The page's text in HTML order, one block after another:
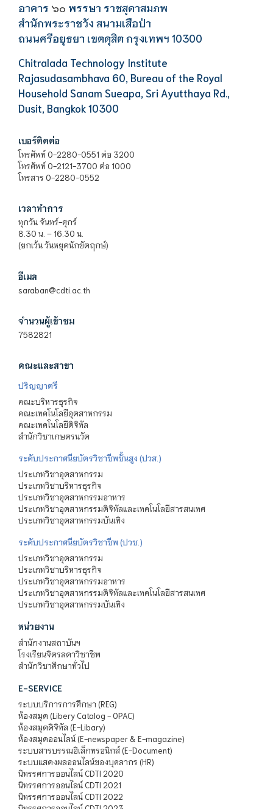
อาคาร ๖๐ พรรษา ราชสุดาสมภพ
สำนักพระราชวัง สนามเสือป่า
ถนนศรีอยุธยา เขตดุสิต กรุงเทพฯ 10300
Chitralada Technology Institute
Rajasudasambhava 60, Bureau of the Royal
Household Sanam Sueapa, Sri Ayutthaya Rd.,
Dusit, Bangkok 10300
เบอร์ติดต่อ
โทรศัพท์ 0-2280-0551 ต่อ 3200
โทรศัพท์ 0-2121-3700 ต่อ 1000
โทรสาร 0-2280-0552
เวลาทำการ
ทุกวัน จันทร์-ศุกร์
8.30 น. – 16.30 น.
(ยกเว้น วันหยุดนักขัตฤกษ์)
อีเมล
saraban@cdti.ac.th
จำนวนผู้เข้าชม
7582821
คณะและสาขา
ปริญญาตรี
คณะบริหารธุรกิจ
คณะเทคโนโลยีอุตสาหกรรม
คณะเทคโนโลยีดิจิทัล
สำนักวิชาเกษตรนวัต
ระดับประกาศนียบัตรวิชาชีพชั้นสูง (ปวส.)
ประเภทวิชาอุตสาหกรรม
ประเภทวิชาบริหารธุรกิจ
ประเภทวิชาอุตสาหกรรมอาหาร
ประเภทวิชาอุตสาหกรรมดิจิทัลและเทคโนโลยีสารสนเทศ
ประเภทวิชาอุตสาหกรรมบันเทิง
ระดับประกาศนียบัตรวิชาชีพ (ปวช.)
ประเภทวิชาอุตสาหกรรม
ประเภทวิชาบริหารธุรกิจ
ประเภทวิชาอุตสาหกรรมอาหาร
ประเภทวิชาอุตสาหกรรมดิจิทัลและเทคโนโลยีสารสนเทศ
ประเภทวิชาอุตสาหกรรมบันเทิง
หน่วยงาน
สำนักงานสถาบันฯ
โรงเรียนจิตรลดาวิชาชีพ
สำนักวิชาศึกษาทั่วไป
E-SERVICE
ระบบบริการการศึกษา (REG)
ห้องสมุด (Libery Catalog - OPAC)
ห้องสมุดดิจิทัล (E-Libary)
ห้องสมุดออนไลน์ (E-newspaper & E-magazine)
ระบบสารบรรณอิเล็กทรอนิกส์ (E-Document)
ระบบแสดงผลออนไลน์ของบุคลากร (HR)
นิทรรศการออนไลน์ CDTI 2020
นิทรรศการออนไลน์ CDTI 2021
นิทรรศการออนไลน์ CDTI 2022